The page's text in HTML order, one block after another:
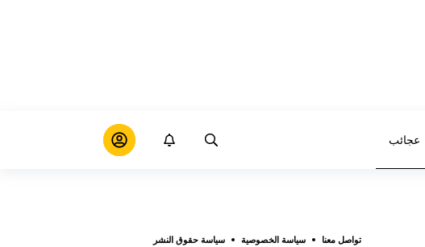
عجائب
تواصل معنا سياسة الخصوصية
سياسة حقوق النشر